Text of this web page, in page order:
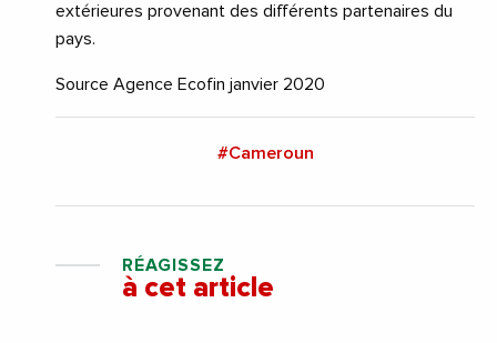
extérieures provenant des différents partenaires du
pays.
Source Agence Ecofin janvier 2020
#Cameroun
RÉAGISSEZ
à cet article